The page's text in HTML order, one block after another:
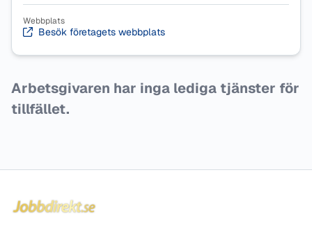
Webbplats
Besök företagets webbplats
Arbetsgivaren har inga lediga tjänster för
tillfället.